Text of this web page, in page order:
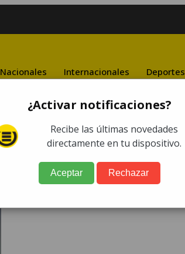
Nacionales Internacionales Deportes
¿Activar notificaciones?
Recibe las últimas novedades
directamente en tu dispositivo.
Aceptar Rechazar